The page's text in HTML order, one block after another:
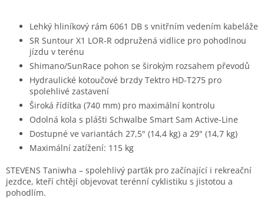
Lehký hliníkový rám 6061 DB s vnitřním vedením kabeláže
SR Suntour X1 LOR-R odpružená vidlice pro pohodlnou
jízdu v terénu
Shimano/SunRace pohon se širokým rozsahem převodů
Hydraulické kotoučové brzdy Tektro HD-T275 pro
spolehlivé zastavení
Široká řídítka (740 mm) pro maximální kontrolu
Odolná kola s plášti Schwalbe Smart Sam Active-Line
Dostupné ve variantách 27,5" (14,4 kg) a 29" (14,7 kg)
Maximální zatížení: 115 kg
STEVENS Taniwha – spolehlivý parťák pro začínající i rekreační
jezdce, kteří chtějí objevovat terénní cyklistiku s jistotou a
pohodlím.